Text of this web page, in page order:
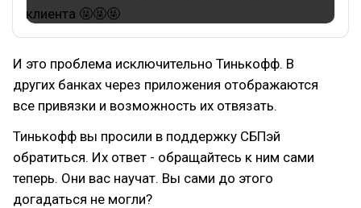
И это проблема исключительно Тинькофф. В
других банках через приложения отображаются
все привязки и возможность их отвязать.
Тинькофф вы просили в поддержку СБПэй
обратиться. Их ответ - обращайтесь к ним сами
теперь. Они вас научат. Вы сами до этого
догадаться не могли?